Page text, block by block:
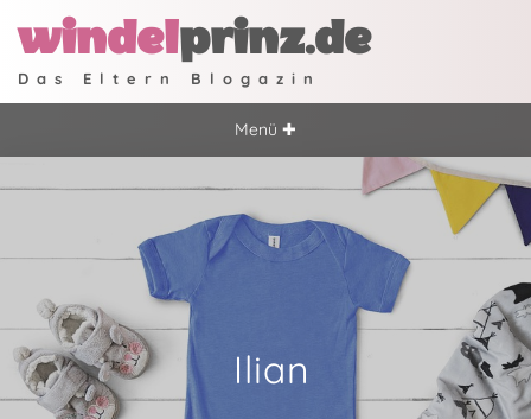
windelprinz.de
Das Eltern Blogazin
Menü ✚
Ilian